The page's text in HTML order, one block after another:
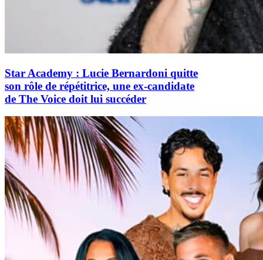
Star Academy : Lucie Bernardoni quitte
son rôle de répétitrice, une ex-candidate
de The Voice doit lui succéder